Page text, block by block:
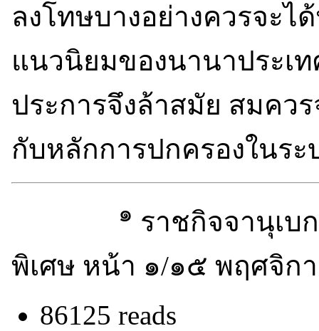
ลงโทษบางอย่างควรจะ
แนวนิยมของนานาประเ
ประการจึงล้าสมัย สมคว
กับหลักการปกครองในร
๑ ราชกิจจานุเ
พิเศษ หน้า ๑/๑๕ พฤศจิก
86125 reads